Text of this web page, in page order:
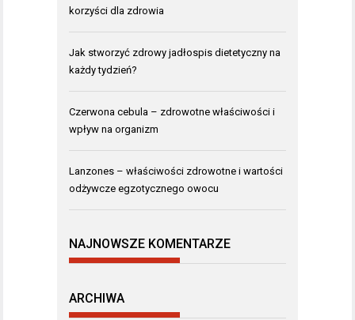
korzyści dla zdrowia
Jak stworzyć zdrowy jadłospis dietetyczny na
każdy tydzień?
Czerwona cebula – zdrowotne właściwości i
wpływ na organizm
Lanzones – właściwości zdrowotne i wartości
odżywcze egzotycznego owocu
NAJNOWSZE KOMENTARZE
ARCHIWA